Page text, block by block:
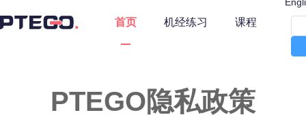
首页 机经练习 课程
PTEGO隐私政策